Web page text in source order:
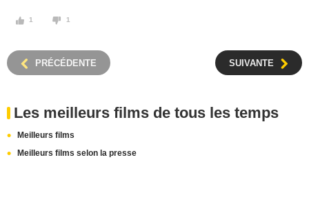
1 1
PRÉCÉDENTE SUIVANTE
Les meilleurs films de tous les temps
Meilleurs films
Meilleurs films selon la presse